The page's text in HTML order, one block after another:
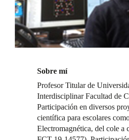
Sobre mí
Profesor Titular de
Interdisciplinar Facultad de
Participación en diversos
científica para escolares
Electromagnética, del cole a